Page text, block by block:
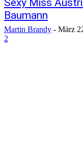
Sexy Miss
Baumann
Martin Brandy - März
2